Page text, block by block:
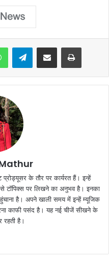
WhatsAppTelegramShare via Email Print
के तौर पर कार्यरत हैं। इन्हें
टॉपिक्स पर लिखने का अनुभव है। इनका
है। अपने खाली समय में इन्हें म्यूजिक
काफी पसंद है। यह नई चीजें सीखने के
रहती है।